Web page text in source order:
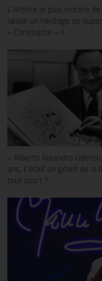
L’Artiste le plus sincère
laisse un héritage de
« Christophe » !!
« Alberto Aleandro
ans, c’était un géant de la
tout court !!